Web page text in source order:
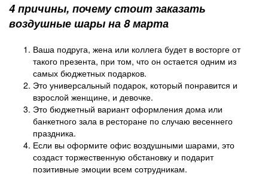
4 причины, почему стоит заказать
воздушные шары на 8 марта
Ваша подруга, жена или коллега будет в восторге от
такого презента, при том, что он остается одним из
самых бюджетных подарков.
Это универсальный подарок, который понравится и
взрослой женщине, и девочке.
Это бюджетный вариант оформления дома или
банкетного зала в ресторане по случаю весеннего
праздника.
Если вы оформите офис воздушными шарами, это
создаст торжественную обстановку и подарит
позитивные эмоции всем сотрудникам.